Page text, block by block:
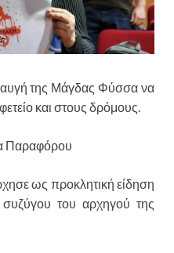
της Μάγδας Φύσσα να
και στους δρόμους.
Παραφόρου
ως προκλητική είδηση
του αρχηγού της